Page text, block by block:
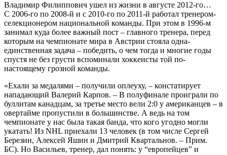
Владимир Филиппович ушел из жизни в августе 2012-го…
С 2006-го по 2008-й и с 2010-го по 2011-й работал тренером-
селекционером национальной команды. При этом в 1996-м
занимал куда более важный пост – главного тренера, перед
которым на чемпионате мира в Австрии стояла одна-
единственная задача – победить, о чем тогда и многие годы
спустя не без грусти вспоминали хоккеисты той по-
настоящему грозной команды.
«Ехали за медалями – получили оплеуху, – констатирует
нападающий Валерий Карпов. – В полуфинале проиграли по
буллитам канадцам, за третье место вели 2:0 у американцев – в
овертайме пропустили в большинстве. А ведь на том
чемпионате у нас была такая банда, что кого угодно могли
укатать! Из NHL приехали 13 человек (в том числе Сергей
Березин, Алексей Яшин и Дмитрий Квартальнов. – Прим.
БС). Но Васильев, тренер, дал понять: у “европейцев” и